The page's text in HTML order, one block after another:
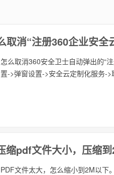
取消“注册360企业安全
怎么取消360安全卫士自动弹出的“
置->弹窗设置->安全云定制化服务->
缩pdf文件大小，压缩
PDF文件太大，怎么缩小到2M以下